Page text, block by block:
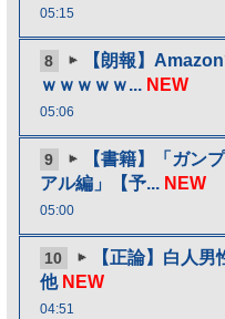
05:15
8
【朗報】
ｗｗｗｗｗ... NEW
05:06
9
【書籍】「ガン
アル編」【予... NEW
05:00
10
【正論】白人男
他 NEW
04:51